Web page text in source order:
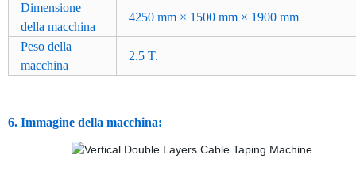
Dimensione
della macchina
4250 mm × 1500 mm × 1900 mm
Peso della
macchina
2.5 T.
6. Immagine della macchina: